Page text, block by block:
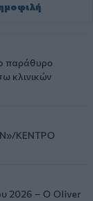
παράθυρο
κλινικών
ΚΕΝΤΡΟ
2026 – Ο Oliver